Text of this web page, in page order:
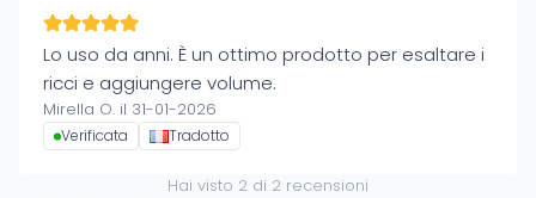
Lo uso da anni. È un ottimo prodotto per esaltare i
ricci e aggiungere volume.
Mirella O. il 31-01-2026
Verificata Tradotto
Hai visto 2 di 2 recensioni